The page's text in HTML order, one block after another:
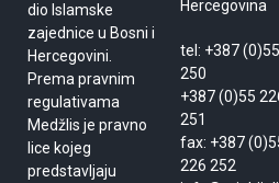
dio Islamske
zajednice u Bosni i
Hercegovini.
Prema pravnim
regulativama
Medžlis je pravno
lice kojeg
predstavljaju
Hercegovina
tel: +387
250
+387 (0)55
251
fax: +387
226 252